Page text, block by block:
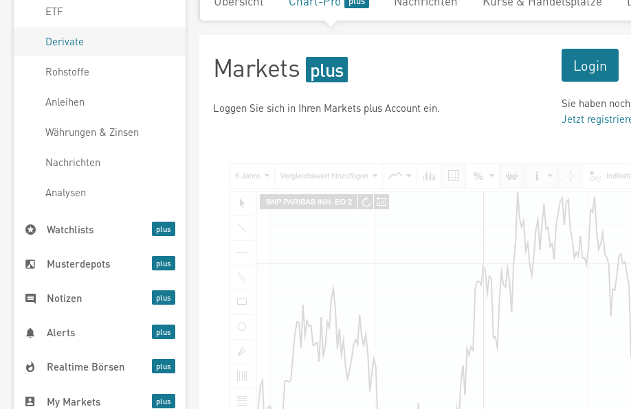
ETF
Derivate
Rohstoffe
Anleihen
Währungen & Zinsen
Nachrichten
Analysen
Watchlists
Musterdepots
Notizen
Alerts
Realtime Börsen
My Markets
Markets
Loggen Sie sich in Ihren Markets plus Account ein.
Login
Sie haben
Jetzt